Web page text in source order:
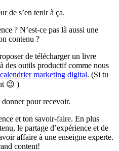
de s’en tenir à ça.
? N’est-ce pas là aussi une
contenu ?
de télécharger un livre
des outils productif comme nous
marketing digital. (Si tu
😉 )
pour recevoir.
et ton savoir-faire. En plus
le partage d’expérience et de
affaire à une enseigne experte.
content!